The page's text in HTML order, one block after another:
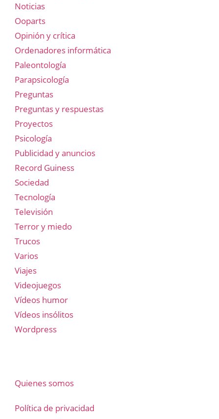
Noticias
Ooparts
Opinión y crítica
Ordenadores informática
Paleontología
Parapsicología
Preguntas
Preguntas y respuestas
Proyectos
Psicología
Publicidad y anuncios
Record Guiness
Sociedad
Tecnología
Televisión
Terror y miedo
Trucos
Varios
Viajes
Videojuegos
Vídeos humor
Vídeos insólitos
Wordpress
Quienes somos
Política de privacidad